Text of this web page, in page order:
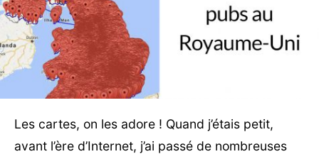
Les cartes, on les adore ! Quand j’étais petit,
avant l’ère d’Internet, j’ai passé de nombreuses